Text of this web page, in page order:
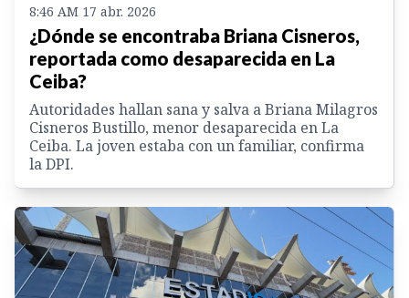
8:46 AM 17 abr. 2026
¿Dónde se encontraba Briana Cisneros,
reportada como desaparecida en La
Ceiba?
Autoridades hallan sana y salva a Briana Milagros
Cisneros Bustillo, menor desaparecida en La
Ceiba. La joven estaba con un familiar, confirma
la DPI.